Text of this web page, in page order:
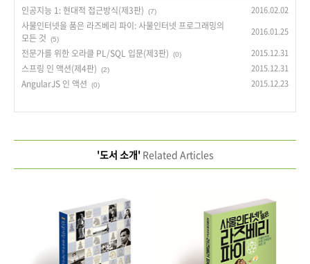
인공지능 1: 현대적 접근방식(제3판)
(7) 2016.02.02
사물인터넷을 품은 라즈베리 파이: 사물인터넷 프로그래밍의
모든 것
(5)
2016.01.25
전문가를 위한 오라클 PL/SQL 입문(제3판) (0) 2015.12.31
스프링 인 액션(제4판) (2) 2015.12.31
AngularJS 인 액션 (0) 2015.12.23
'도서 소개'Related Articles